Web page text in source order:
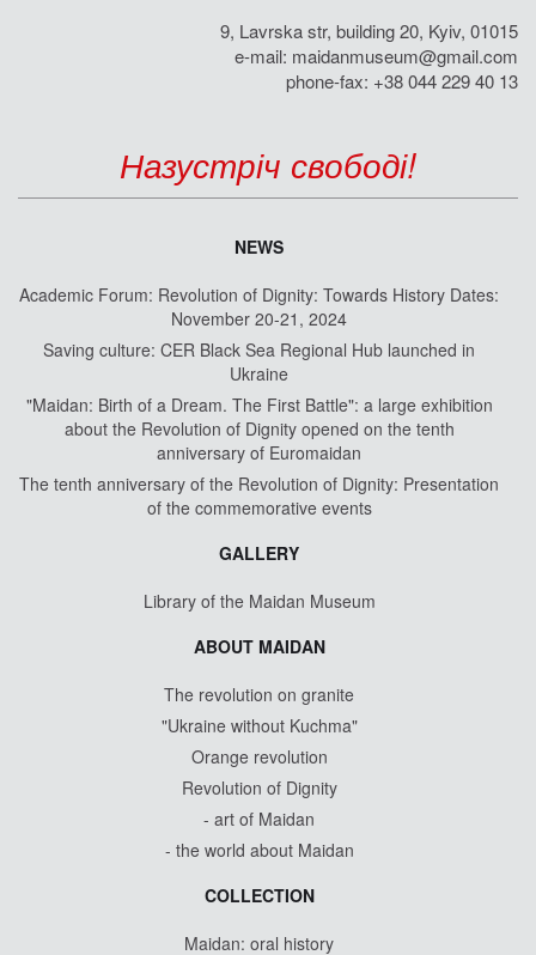
9, Lavrska str, building 20, Kyiv, 01015
e-mail: maidanmuseum@gmail.com
phone-fax: +38 044 229 40 13
Назустріч свободі!
NEWS
Academic Forum: Revolution of Dignity: Towards History Dates:
November 20-21, 2024
Saving culture: CER Black Sea Regional Hub launched in
Ukraine
"Maidan: Birth of a Dream. The First Battle": a large exhibition
about the Revolution of Dignity opened on the tenth
anniversary of Euromaidan
The tenth anniversary of the Revolution of Dignity: Presentation
of the commemorative events
GALLERY
Library of the Maidan Museum
ABOUT MAIDAN
The revolution on granite
"Ukraine without Kuchma"
Orange revolution
Revolution of Dignity
- art of Maidan
- the world about Maidan
COLLECTION
Maidan: oral history